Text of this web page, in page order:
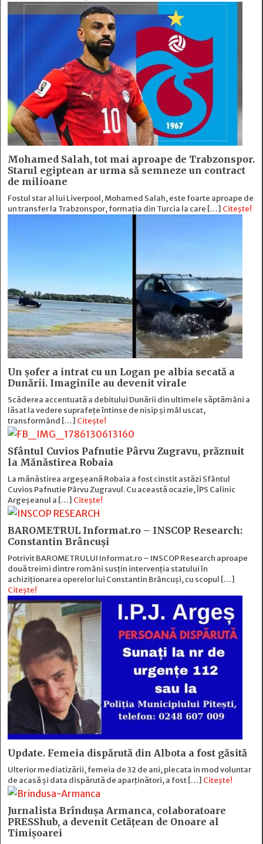
Mohamed Salah, tot mai aproape de Trabzonspor.
Starul egiptean ar urma să semneze un contract
de milioane
Fostul star al lui Liverpool, Mohamed Salah, este foarte aproape de
un transfer la Trabzonspor, formația din Turcia la care […] Citește!
Un șofer a intrat cu un Logan pe albia secată a
Dunării. Imaginile au devenit virale
Scăderea accentuată a debitului Dunării din ultimele săptămâni a
lăsat la vedere suprafețe întinse de nisip și mâl uscat,
transformând […] Citește!
Sfântul Cuvios Pafnutie Pârvu Zugravu, prăznuit
la Mănăstirea Robaia
La mănăstirea argeșeană Robaia a fost cinstit astăzi Sfântul
Cuvios Pafnutie Pârvu Zugravul. Cu această ocazie, ÎPS Calinic
Argeșeanul a […] Citește!
BAROMETRUL Informat.ro – INSCOP Research:
Constantin Brâncuși
Potrivit BAROMETRULUI Informat.ro – INSCOP Research aproape
două treimi dintre români susțin intervenția statului în
achiziționarea operelor lui Constantin Brâncuși, cu scopul […]
Citește!
Update. Femeia dispărută din Albota a fost găsită
Ulterior mediatizării, femeia de 32 de ani, plecata in mod voluntar
de acasă și data dispărută de aparținători, a fost […] Citește!
Jurnalista Brîndușa Armanca, colaboratoare
PRESShub, a devenit Cetățean de Onoare al
Timișoarei